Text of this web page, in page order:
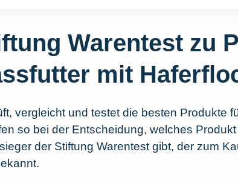
Warentest zu
mit
vergleicht und testet die besten Produkte
so bei der Entscheidung, welches
der Stiftung Warentest gibt, der zum